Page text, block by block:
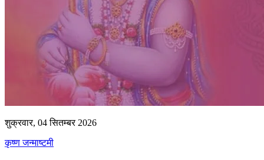
शुक्रवार, 04 सितम्बर 2026
कृष्ण जन्माष्टमी